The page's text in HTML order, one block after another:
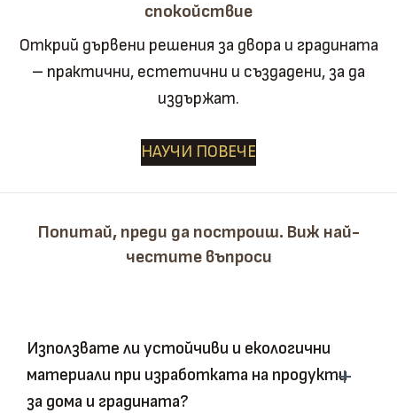
спокойствие
Открий дървени решения за двора и градината
– практични, естетични и създадени, за да
издържат.
НАУЧИ ПОВЕЧЕ
Попитай, преди да построиш. Виж най-
честите въпроси
Използвате ли устойчиви и екологични
материали при изработката на продукти
за дома и градината?